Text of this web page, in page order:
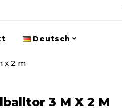
Deutsch
x 2 m
3 M X 2 M